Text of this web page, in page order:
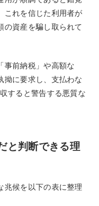
これを信じた利用者が
の資産を騙し取られて
事前納税」や高額な
拗に要求し、支払わな
すると警告する悪質な
と判断できる理
兆候を以下の表に整理